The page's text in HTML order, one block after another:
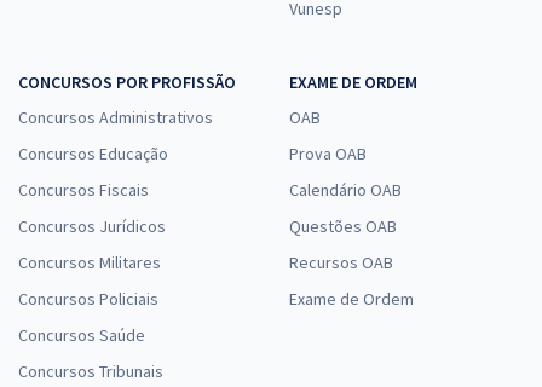
Vunesp
CONCURSOS POR PROFISSÃO
Concursos Administrativos
Concursos Educação
Concursos Fiscais
Concursos Jurídicos
Concursos Militares
Concursos Policiais
Concursos Saúde
Concursos Tribunais
EXAME DE ORDEM
OAB
Prova OAB
Calendário OAB
Questões OAB
Recursos OAB
Exame de Ordem